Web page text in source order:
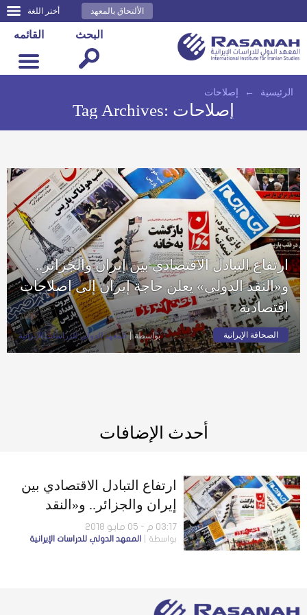
أختر اللغة الألتحاق بالمعهد
القائمه البحث
الرئيسية ← إصلاحات
Tag Archives: إصلاحات
ارتفاع التبادل الاقتصادي بين إيران والجزائر..
و«النقد الدولي» يعلن حاجة إيران إلى إصلاحات
اقتصادية
الصحافة الإيرانية بواسطة المعهد الدولي للدراسات الإيرانية
أحدث الإضافات
ارتفاع التبادل الاقتصادي بين
إيران والجزائر.. و«النقد
الدولي» يعلن حاجة إيران إلى
إصلاحات اقتصادية
03:17 م - 05 مايو 2018
بواسطة المعهد الدولي للدراسات الإيرانية